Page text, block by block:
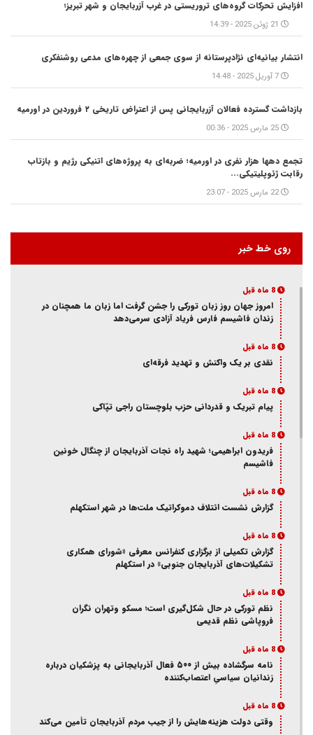
افزایش تحرکات گروه‌های تروریستی در غرب آزربایجان و شهر تبریز؛
21 ژوئن 2025 - 14:39
انتشار بیانیه‌ای نژادپرستانه از سوی جمعی از چهره‌های مدعی روشنفکری
7 آوریل 2025 - 14:48
بازداشت گسترده فعالان آزربایجانی پس از اعتراض تاریخی ۲ فروردین در اورمیه
25 مارس 2025 - 00:36
تجمع دهها هزار نفری در اورمیه؛ ضربه‌ای به پروژه‌های اتنیکی رژیم و بازتاب
رقابت ژئوپلیتیکی...
22 مارس 2025 - 23:07
روی خط خبر
8 ماه قبل
امروز جهان روز زبان تورکی را جشن گرفت اما زبان ما همچنان در
زندان فاشیسم فارس فریاد آزادی سر‌می‌دهد
8 ماه قبل
نقدی بر یک واکنش و‌ تهدید فرقه‌ای
8 ماه قبل
پیام تبریک و قدردانی حزب بلوچستان راجی تپّاکی
8 ماه قبل
فریدون ابراهیمی؛ شهید راه نجات آذربایجان از چنگال خونین
فاشیسم
8 ماه قبل
گزارش نشست ائتلاف دموکراتیک ملت‌ها در شهر استکهلم
8 ماه قبل
گزارش تکمیلی از برگزاری کنفرانس معرفی «شورای همکاری
تشکیلات‌های آذربایجان جنوبی» در استکهلم
8 ماه قبل
نظم تورکی در حال شکل‌گیری است؛ مسکو وتهران نگران
فروپاشی نظم قدیمی
8 ماه قبل
نامه سرگشاده بیش از ۵۰۰ فعال آذربایجانی به پزشکیان درباره
زندانیان سیاسیِ اعتصاب‌کننده
8 ماه قبل
وقتی دولت هزینه‌هایش را از جیب مردم آذربایجان تأمین می‌کند